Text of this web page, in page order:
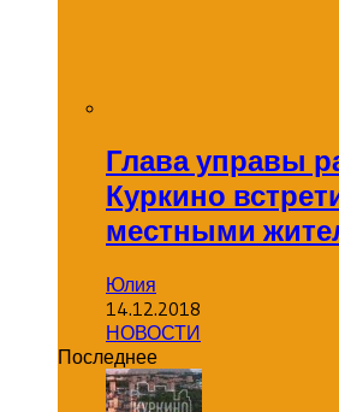
Глава управы
Куркино
местными
Юлия
14.12.2018
НОВОСТИ
Последнее